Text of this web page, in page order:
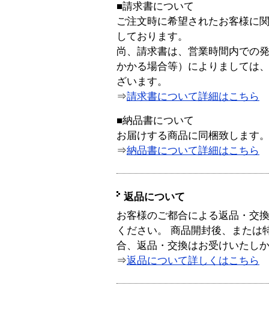
■請求書について
ご注文時に希望されたお客様に
しております。
尚、請求書は、営業時間内での
かかる場合等）によりましては
ざいます。
⇒請求書について詳細はこちら
■納品書について
お届けする商品に同梱致します。
⇒納品書について詳細はこちら
返品について
お客様のご都合による返品・交
ください。 商品開封後、または
合、返品・交換はお受けいたし
⇒返品について詳しくはこちら